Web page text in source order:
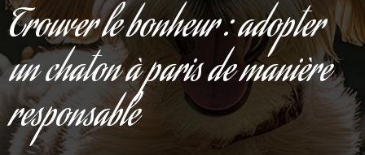
Trouver le bonheur : adopter
un chaton à paris de manière
responsable